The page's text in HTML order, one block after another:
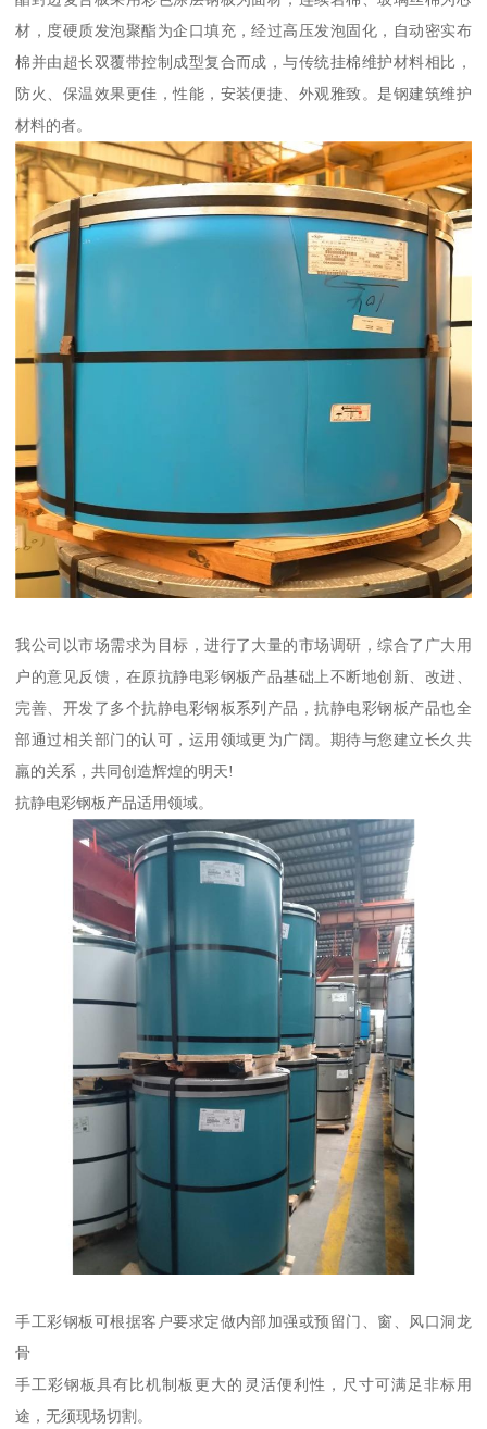
材，度硬质发泡聚酯为企口填充，经过高压发泡固化，自动密实布
棉并由超长双覆带控制成型复合而成，与传统挂棉维护材料相比，
防火、保温效果更佳，性能，安装便捷、外观雅致。是钢建筑维护
材料的者。
我公司以市场需求为目标，进行了大量的市场调研，综合了广大用
户的意见反馈，在原抗静电彩钢板产品基础上不断地创新、改进、
完善、开发了多个抗静电彩钢板系列产品，抗静电彩钢板产品也全
部通过相关部门的认可，运用领域更为广阔。期待与您建立长久共
羸的关系，共同创造辉煌的明天!
抗静电彩钢板产品适用领域。
手工彩钢板可根据客户要求定做内部加强或预留门、窗、风口洞龙
骨
手工彩钢板具有比机制板更大的灵活便利性，尺寸可满足非标用
途，无须现场切割。